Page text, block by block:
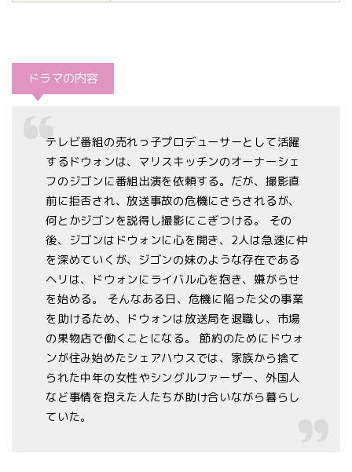
ドラマの内容
テレビ番組の売れっ子プロデューサーとして活躍
するドウォンは、マリスキッチンのオーナーシェ
フのジゴンに番組出演を依頼する。だが、撮影直
前に拒否され、放送事故の危機にさらされるが、
何とかジゴンを説得し撮影にこぎつける。 その
後、ジゴンはドウォンに心を開き、2人は急速に仲
を深めていくが、ジゴンの妹のような存在である
ヘリは、ドウォンにライバル心を抱き、嫌がらせ
を始める。 そんなある日、危機に陥った父の事業
を助けるため、ドウォンは放送局を退職し、市場
の果物店で働くことになる。 節約のためにドウォ
ンが住み始めたシェアハウスでは、家族から捨て
られた中年の女性やシングルファーザー、外国人
など事情を抱えた人たちが助け合いながら暮らし
ていた。